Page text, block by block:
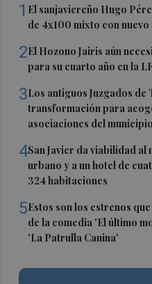
1 El sanjaviereño Hugo
de 4x100 mixto con
2El Hozono Jairis aún
para su cuarto año en la
3Los antiguos Juzgados de
transformación para
asociaciones del municipio
4San Javier da viabilidad
urbano y a un hotel de
324 habitaciones
5Estos son los estrenos
de la comedia 'El último
'La Patrulla Canina'